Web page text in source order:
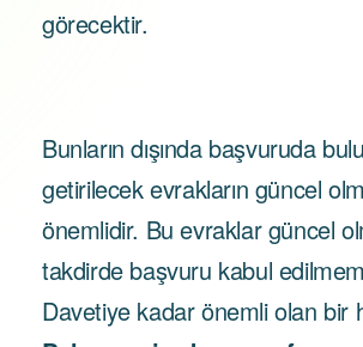
görecektir.
Bunların dışında başvuruda
getirilecek evrakların güncel
önemlidir. Bu evraklar güncel
takdirde başvuru kabul
Davetiye kadar önemli olan bir